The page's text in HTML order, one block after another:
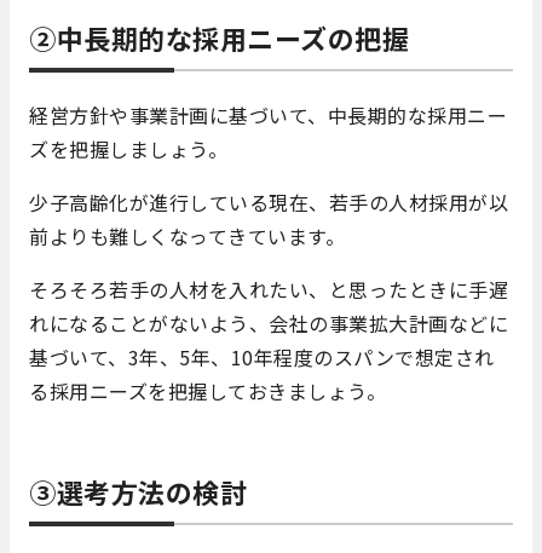
②中長期的な採用ニーズの把握
経営方針や事業計画に基づいて、中長期的な採用ニー
ズを把握しましょう。
少子高齢化が進行している現在、若手の人材採用が以
前よりも難しくなってきています。
そろそろ若手の人材を入れたい、と思ったときに手遅
れになることがないよう、会社の事業拡大計画などに
基づいて、3年、5年、10年程度のスパンで想定され
る採用ニーズを把握しておきましょう。
③選考方法の検討